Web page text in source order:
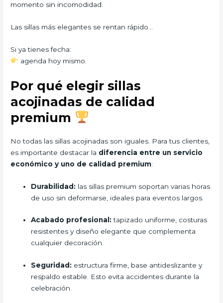
momento sin incomodidad.
Las sillas más elegantes se rentan rápido…
Si ya tienes fecha:
agenda hoy mismo.
Por qué elegir sillas
acojinadas de calidad
premium
No todas las sillas acojinadas son iguales. Para tus clientes,
es importante destacar la diferencia entre un servicio
económico y uno de calidad premium:
Durabilidad: las sillas premium soportan varias horas
de uso sin deformarse, ideales para eventos largos.
Acabado profesional:tapizado uniforme, costuras
resistentes y diseño elegante que complementa
cualquier decoración.
Seguridad: estructura firme, base antideslizante y
respaldo estable. Esto evita accidentes durante la
celebración.